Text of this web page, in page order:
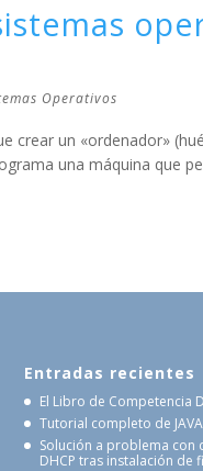
Operativos
crear un «ordenador»
una máquina que
Entradas recientes
El Libro de Competencia
Tutorial completo de
Solución a problema
DHCP tras instalación de